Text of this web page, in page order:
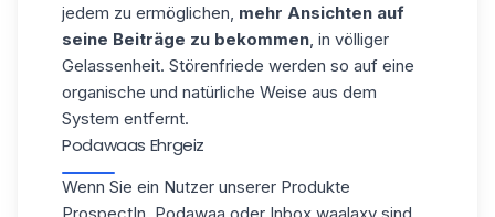
jedem zu ermöglichen, mehr Ansichten auf
seine Beiträge zu bekommen , in völliger
Gelassenheit. Störenfriede werden so auf eine
organische und natürliche Weise aus dem
System entfernt.
Podawaas Ehrgeiz
Wenn Sie ein Nutzer unserer Produkte